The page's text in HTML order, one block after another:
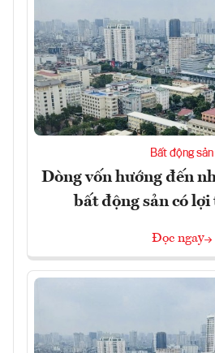
Bất động sản
Dòng vốn hướng đến
bất động sản có
Đọc ngay